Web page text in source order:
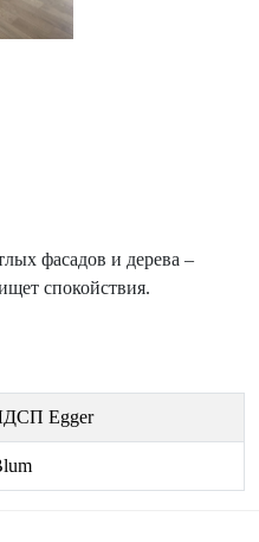
фасадов и дерева –
спокойствия.
Egger